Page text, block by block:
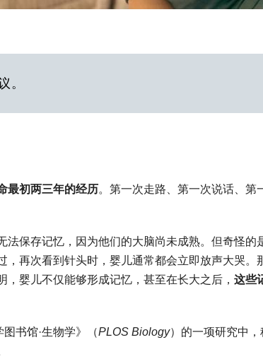
。
最初两三年的经历。第一次走路、第一次说话、
法保存记忆，因为他们的大脑尚未成熟。但奇怪的
，再次看到针头时，婴儿通常都会立即放声大哭。
，婴儿不仅能够形成记忆，甚至在长大之后， 这些
书馆·生物学》（PLOS Biology）的一项研究中，